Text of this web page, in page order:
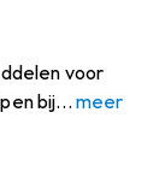
voor
bij
meer